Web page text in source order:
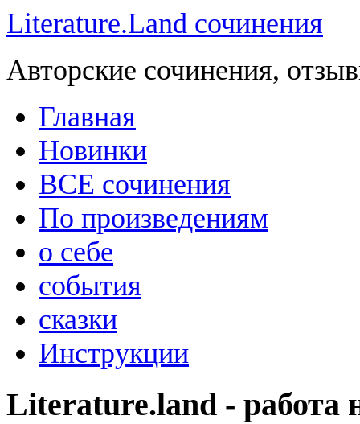
Literature.Land сочинения
Авторские сочинения,
Главная
Новинки
ВСЕ сочинения
По произведениям
о себе
события
сказки
Инструкции
Literature.land - работа